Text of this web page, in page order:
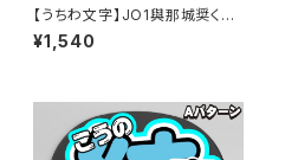
【うちわ文字】JO1與那城奨くん
⑤ Smileスマイル 即納 【JO1】
¥1,540